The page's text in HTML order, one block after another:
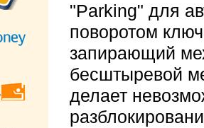
"Parking" для
поворотом
запирающий
бесштыревой
делает